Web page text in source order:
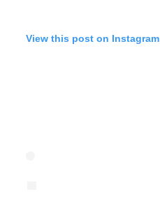
View this post on Instagram